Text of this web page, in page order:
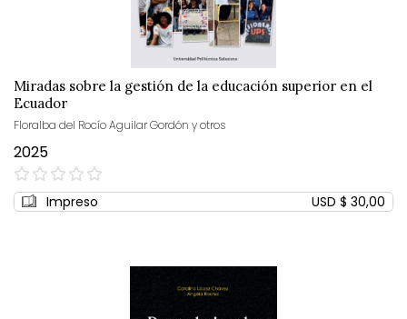
Miradas sobre la gestión de la educación superior en el
Ecuador
Floralba del Rocío Aguilar Gordón y otros
2025
0%
Impreso USD $ 30,00